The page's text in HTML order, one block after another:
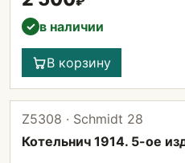
✓ в наличии
В корзину
Z5308 · Schmidt 28
Котельнич 1914. 5-ое